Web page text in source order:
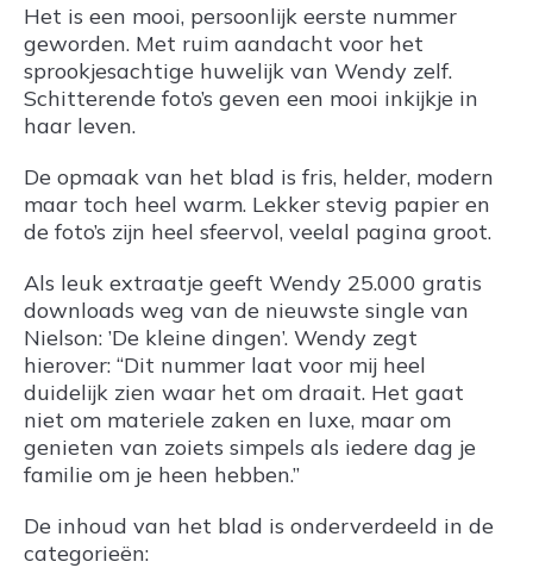
Het is een mooi, persoonlijk eerste nummer
geworden. Met ruim aandacht voor het
sprookjesachtige huwelijk van Wendy zelf.
Schitterende foto’s geven een mooi inkijkje in
haar leven.
De opmaak van het blad is fris, helder, modern
maar toch heel warm. Lekker stevig papier en
de foto’s zijn heel sfeervol, veelal pagina groot.
Als leuk extraatje geeft Wendy 25.000 gratis
downloads weg van de nieuwste single van
Nielson: ’De kleine dingen’. Wendy zegt
hierover: “Dit nummer laat voor mij heel
duidelijk zien waar het om draait. Het gaat
niet om materiele zaken en luxe, maar om
genieten van zoiets simpels als iedere dag je
familie om je heen hebben.”
De inhoud van het blad is onderverdeeld in de
categorieën: